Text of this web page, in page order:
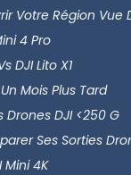
Votre Région Vue
4 Pro
DJI Lito X1
Mois Plus Tard
Drones DJI <250 G
Ses Sorties
Mini 4K